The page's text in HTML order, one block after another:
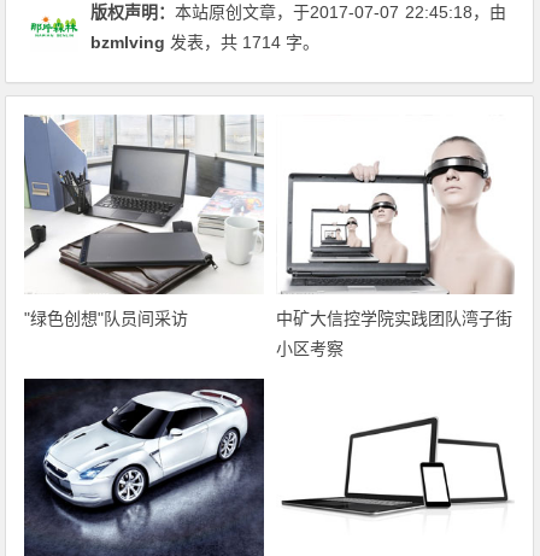
版权声明：本站原创文章，于2017-07-07 22:45:18，由
bzmlving 发表，共 1714 字。
"绿色创想"队员间采访
中矿大信控学院实践团队湾子街
小区考察